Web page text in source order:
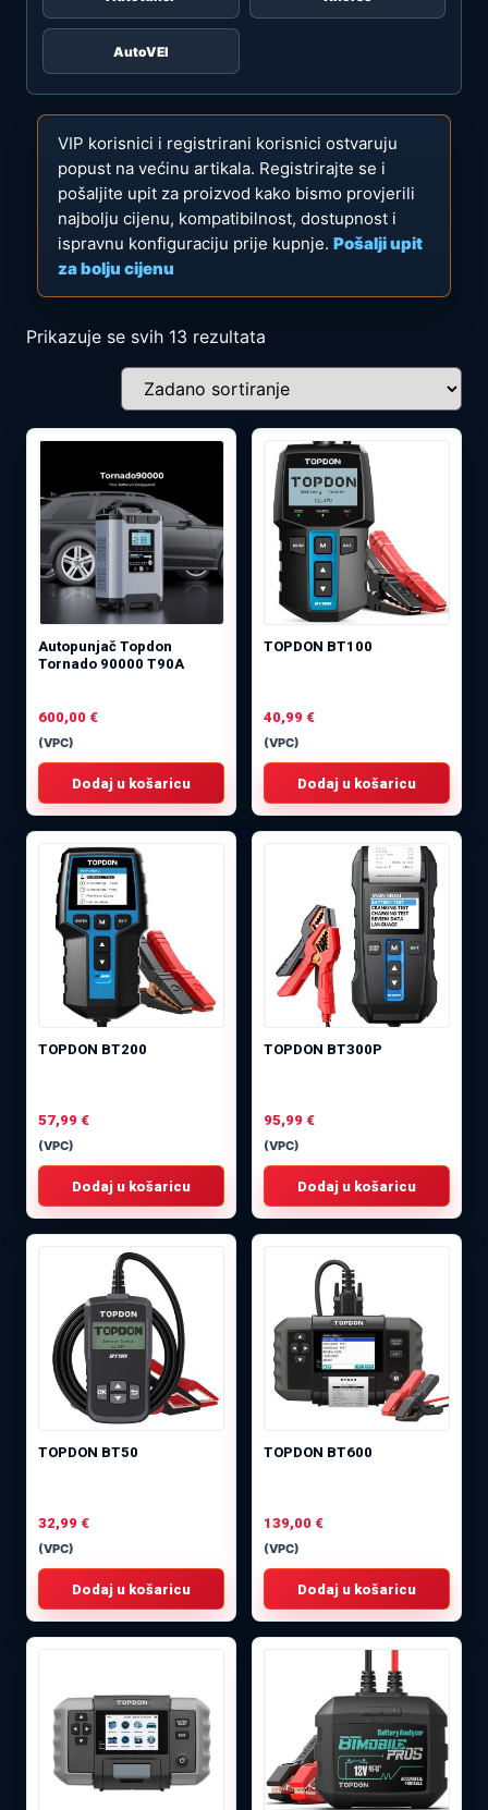
AutoVEI
VIP korisnici i registrirani korisnici ostvaruju
popust na većinu artikala. Registrirajte se i
pošaljite upit za proizvod kako bismo provjerili
najbolju cijenu, kompatibilnost, dostupnost i
ispravnu konfiguraciju prije kupnje. Pošalji upit
za bolju cijenu
Prikazuje se svih 13 rezultata
Autopunjač Topdon
Tornado 90000 T90A
600,00 €
(VPC)
Dodaj u košaricu
TOPDON BT100
40,99 €
(VPC)
Dodaj u košaricu
TOPDON BT200
57,99 €
(VPC)
Dodaj u košaricu
TOPDON BT300P
95,99 €
(VPC)
Dodaj u košaricu
TOPDON BT50
32,99 €
(VPC)
Dodaj u košaricu
TOPDON BT600
139,00 €
(VPC)
Dodaj u košaricu